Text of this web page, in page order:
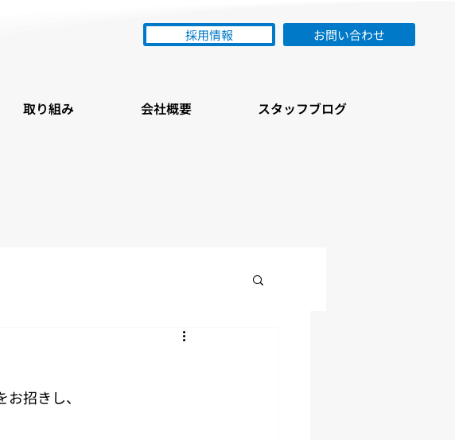
採用情報 お問い合わせ
取り組み 会社概要 スタッフブログ
招きし、